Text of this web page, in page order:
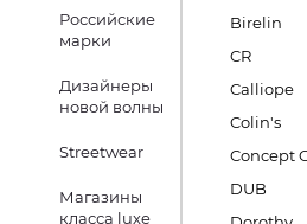
Российские
марки
Дизайнеры
новой волны
Streetwear
Магазины
класса luxe
Birelin
CR
Calliope
Colin's
Concept
DUB